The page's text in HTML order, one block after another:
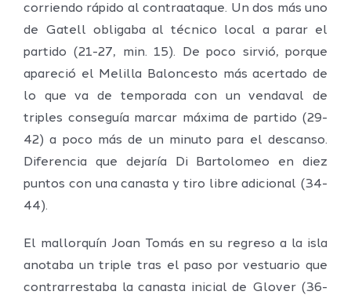
corriendo rápido al contraataque. Un dos más uno
de Gatell obligaba al técnico local a parar el
partido (21-27, min. 15). De poco sirvió, porque
apareció el Melilla Baloncesto más acertado de
lo que va de temporada con un vendaval de
triples conseguía marcar máxima de partido (29-
42) a poco más de un minuto para el descanso.
Diferencia que dejaría Di Bartolomeo en diez
puntos con una canasta y tiro libre adicional (34-
44).
El mallorquín Joan Tomás en su regreso a la isla
anotaba un triple tras el paso por vestuario que
contrarrestaba la canasta inicial de Glover (36-